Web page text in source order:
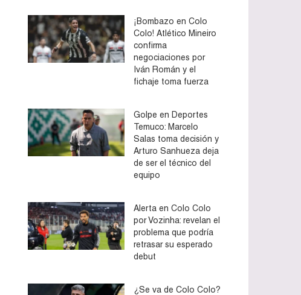
¡Bombazo en Colo
Colo! Atlético Mineiro
confirma
negociaciones por
Iván Román y el
fichaje toma fuerza
Golpe en Deportes
Temuco: Marcelo
Salas toma decisión y
Arturo Sanhueza deja
de ser el técnico del
equipo
Alerta en Colo Colo
por Vozinha: revelan el
problema que podría
retrasar su esperado
debut
¿Se va de Colo Colo?